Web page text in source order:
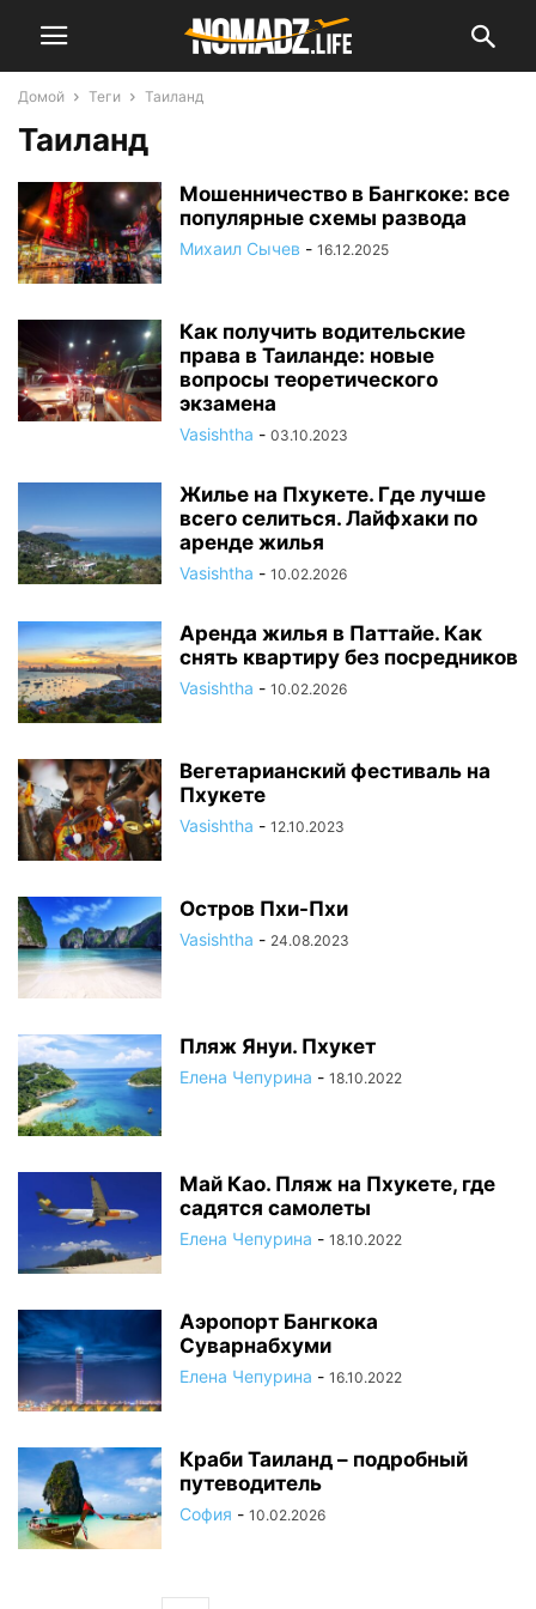
Домой Теги Таиланд
Таиланд
Мошенничество в Бангкоке: все
популярные схемы развода
Михаил Сычев - 16.12.2025
Как получить водительские
права в Таиланде: новые
вопросы теоретического
экзамена
Vasishtha - 03.10.2023
Жилье на Пхукете. Где лучше
всего селиться. Лайфхаки по
аренде жилья
Vasishtha - 10.02.2026
Аренда жилья в Паттайе. Как
снять квартиру без посредников
Vasishtha - 10.02.2026
Вегетарианский фестиваль на
Пхукете
Vasishtha - 12.10.2023
Остров Пхи-Пхи
Vasishtha - 24.08.2023
Пляж Януи. Пхукет
Елена Чепурина - 18.10.2022
Май Као. Пляж на Пхукете, где
садятся самолеты
Елена Чепурина - 18.10.2022
Аэропорт Бангкока
Суварнабхуми
Елена Чепурина - 16.10.2022
Краби Таиланд – подробный
путеводитель
София - 10.02.2026